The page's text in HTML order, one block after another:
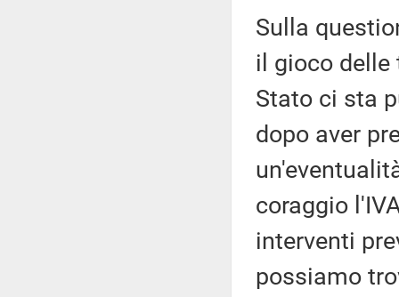
Sulla
il gioco delle
Stato ci sta
dopo aver
coraggio
interventi
possiamo